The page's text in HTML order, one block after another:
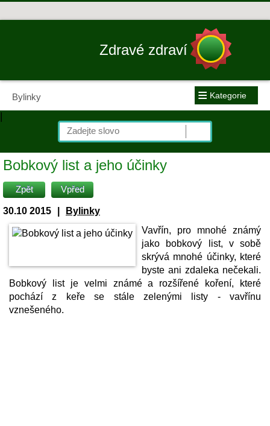
Zdravé zdraví
Bylinky ≡ Kategorie
|
Bobkový list a jeho účinky
Zpět Vpřed
30.10 2015
Bylinky
Vavřín, pro mnohé známý
jako bobkový list, v sobě
skrývá mnohé účinky, které
byste ani zdaleka nečekali.
Bobkový list je velmi známé a rozšířené koření, které
pochází z keře se stále zelenými listy - vavřínu
vznešeného.